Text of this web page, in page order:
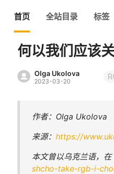
首页 全站目录 标签
何以我们应该
Olga Ukolova
2023-03-20
作者：Olga Ukolova
来源： https://
本文曾以乌克兰语，
shcho-take-rgb-i-